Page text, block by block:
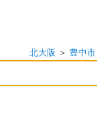
北大阪 ＞ 豊中市